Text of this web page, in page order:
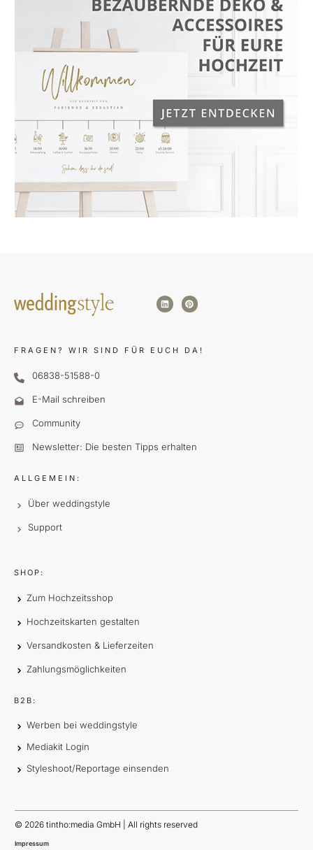
FRAGEN? WIR SIND FÜR EUCH DA!
06838-51588-0
E-Mail schreiben
Community
Newsletter: Die besten Tipps erhalten
ALLGEMEIN:
Über weddingstyle
Support
SHOP:
Zum Hochzeitsshop
Hochzeitskarten gestalten
Versandkosten & Lieferzeiten
Zahlungsmöglichkeiten
B2B:
Werben bei weddingstyle
Mediakit Login
Styleshoot/Reportage einsenden
© 2026 tintho:media GmbH | All rights reserved
Impressum